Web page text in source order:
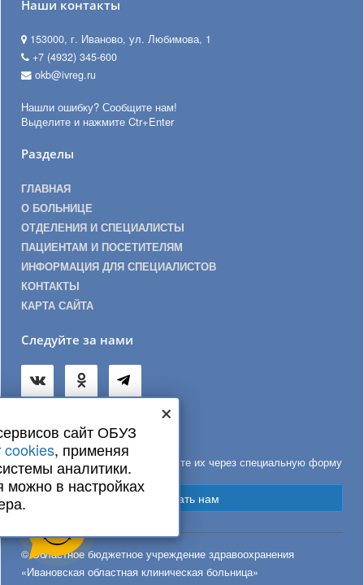
Наши контакты
153000, г. Иваново, ул. Любимова, 1
+7 (4932) 345-600
okb@ivreg.ru
Нашли ошибку? Сообщите нам!
Выделите и нажмите Ctr+Enter
Разделы
ГЛАВНАЯ
О БОЛЬНИЦЕ
ОТДЕЛЕНИЯ И СПЕЦИАЛИСТЫ
ПАЦИЕНТАМ И ПОСЕТИТЕЛЯМ
ИНФОРМАЦИЯ ДЛЯ СПЕЦИАЛИСТОВ
КОНТАКТЫ
КАРТА САЙТА
Следуйте за нами
Обратная связь
Если у вас есть вопросы, задайте их через специальную форму
Написать нам
© Областное бюджетное учреждение здравоохранения
«Ивановская областная клиническая больница»
×
сайт ОБУЗ
cookies, применяя
аналитики.
можно в настройках